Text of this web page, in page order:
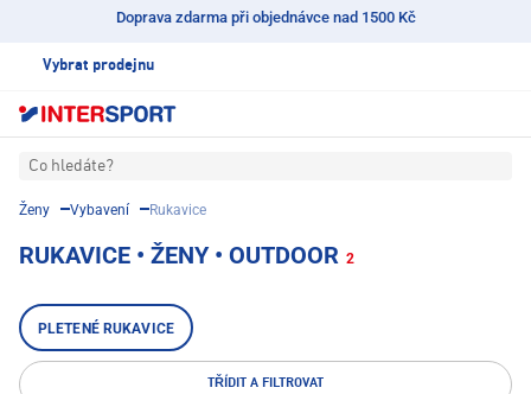
Doprava zdarma při objednávce nad 1500 Kč
Vybrat prodejnu
Co hledáte?
Ženy Vybavení Rukavice
RUKAVICE • ŽENY • OUTDOOR 2
PLETENÉ RUKAVICE
TŘÍDIT A FILTROVAT